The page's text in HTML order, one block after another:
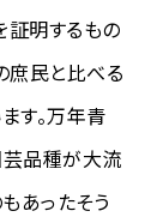
明するもの
庶民と比べる
す。万年青
芸品種が大流
あったそう